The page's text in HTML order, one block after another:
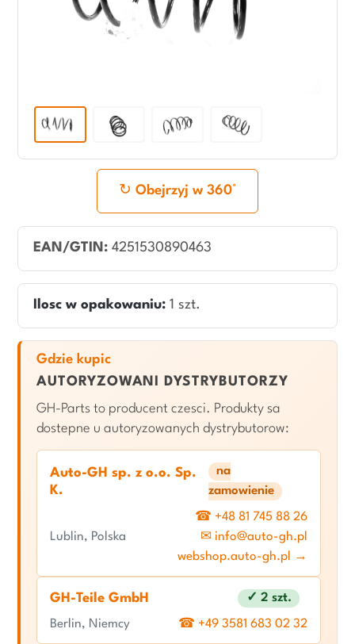
Obejrzyj w 360°
EAN/GTIN: 4251530890463
Ilosc w opakowaniu: 1 szt.
Gdzie kupic
AUTORYZOWANI DYSTRYBUTORZY
GH-Parts to producent czesci. Produkty sa
dostepne u autoryzowanych dystrybutorow:
Auto-GH sp. z o.o. Sp.
K.
na
zamowienie
Lublin, Polska
☎ +48 81 745 88 26
✉ info@auto-gh.pl
webshop.auto-gh.pl →
GH-Teile GmbH ✓ 2 szt.
Berlin, Niemcy ☎ +49 3581 683 02 32